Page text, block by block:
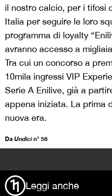
il nostro calcio, per i tifosi
Italia per seguire le loro
programma di loyalty
avranno accesso a
Tra cui un concorso a
10mila ingressi VIP
Serie A Enilive, già a
appena iniziata. La prima
nuova era.
Da Undicin° 58
Leggi anche